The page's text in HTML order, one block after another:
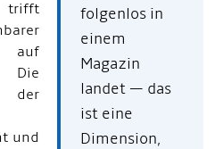
folgenlos in
einem
Magazin
landet — das
ist eine
Dimension,
trifft
Die
der
und